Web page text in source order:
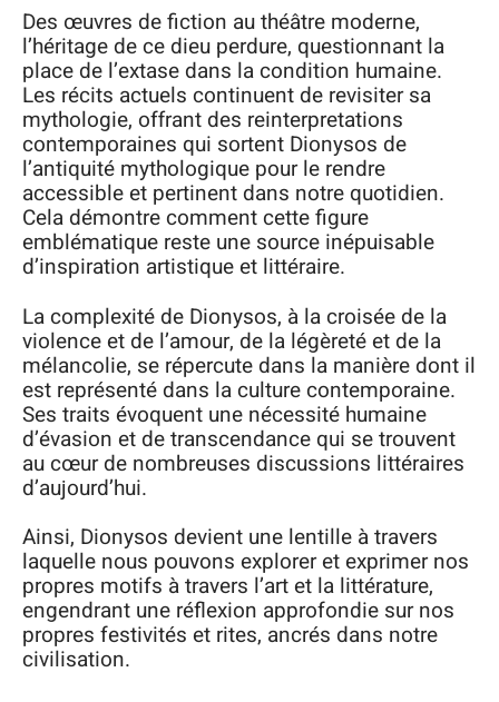
Des œuvres de fiction au théâtre moderne,
l’héritage de ce dieu perdure, questionnant la
place de l’extase dans la condition humaine.
Les récits actuels continuent de revisiter sa
mythologie, offrant des reinterpretations
contemporaines qui sortent Dionysos de
l’antiquité mythologique pour le rendre
accessible et pertinent dans notre quotidien.
Cela démontre comment cette figure
emblématique reste une source inépuisable
d’inspiration artistique et littéraire.
La complexité de Dionysos, à la croisée de la
violence et de l’amour, de la légèreté et de la
mélancolie, se répercute dans la manière dont il
est représenté dans la culture contemporaine.
Ses traits évoquent une nécessité humaine
d’évasion et de transcendance qui se trouvent
au cœur de nombreuses discussions littéraires
d’aujourd’hui.
Ainsi, Dionysos devient une lentille à travers
laquelle nous pouvons explorer et exprimer nos
propres motifs à travers l’art et la littérature,
engendrant une réflexion approfondie sur nos
propres festivités et rites, ancrés dans notre
civilisation.